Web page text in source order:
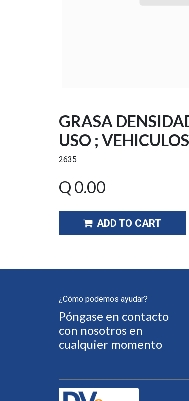
GRASA
USO ;
2635
Q 0.00
ADD TO CART
¿Cómo podemos ayudar?
Póngase en contacto
con nosotros en
cualquier momento